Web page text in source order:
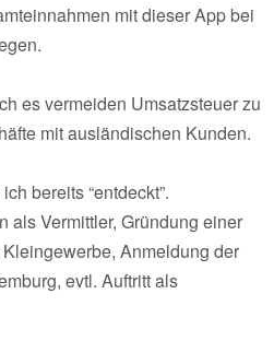
mit dieser App bei
es vermeiden Umsatzsteuer zu
mit ausländischen Kunden.
bereits “entdeckt”.
als Vermittler, Gründung einer
Anmeldung der
evtl. Auftritt als